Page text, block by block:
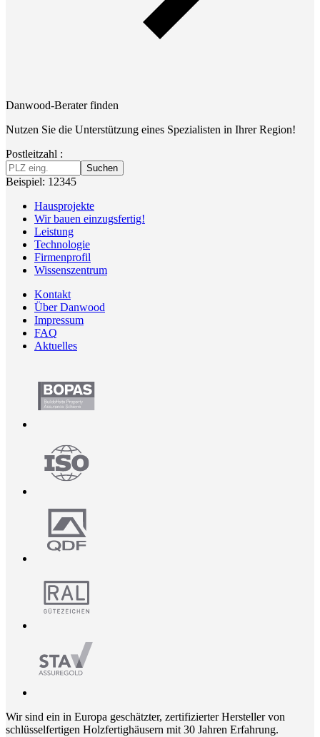
Danwood-Berater finden
Nutzen Sie die Unterstützung eines Spezialisten in Ihrer Region!
Postleitzahl :
Suchen
Beispiel: 12345
Hausprojekte
Wir bauen einzugsfertig!
Leistung
Technologie
Firmenprofil
Wissenszentrum
Kontakt
Über Danwood
Impressum
FAQ
Aktuelles
Wir sind ein in Europa geschätzter, zertifizierter Hersteller von
schlüsselfertigen Holzfertighäusern mit 30 Jahren Erfahrung.